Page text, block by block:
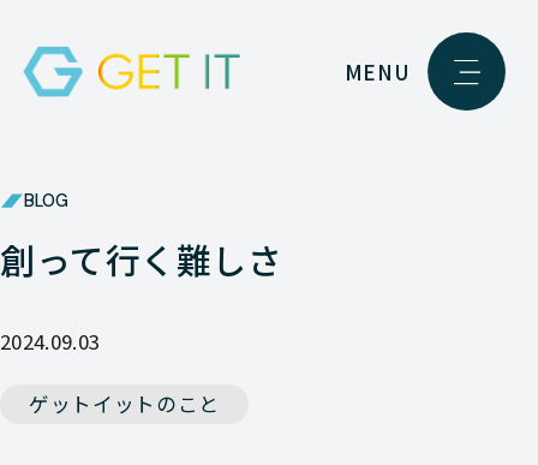
MENU
BLOG
創って行く難しさ
2024.09.03
ゲットイットのこと